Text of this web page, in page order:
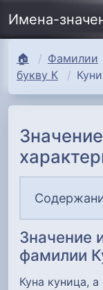
Имена-
🏠 Фамилии
букву К
Значение
фамилии
Куна куница,